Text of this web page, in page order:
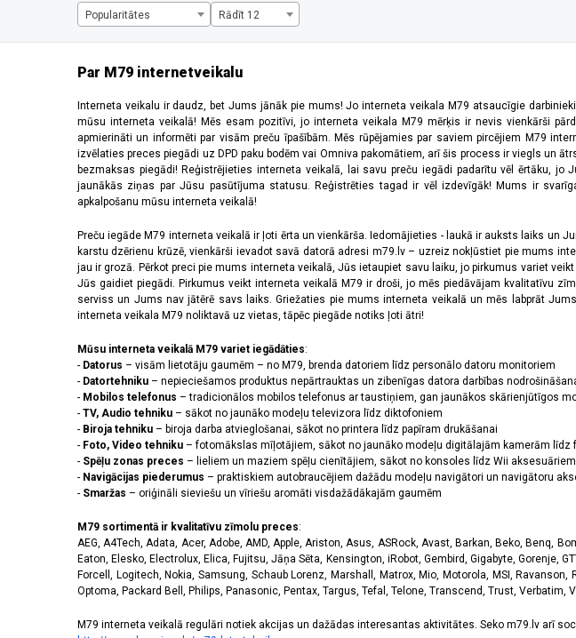
220 x 176 pikseļi
2340 x 1080 pikseļi (28)
2392 x 1080 pikseļi (2)
240 x 320 pikseļi
(6)
2408 x 1080 pikseļi (5)
2412 x 1080 pikseļi
(6)
2440 x 2240 pikseļi (2)
2448 x 1080 pikseļi
(1)
2510 x 1156 pikseļi (1)
2520 x 1080 pikseļi (4)
2556 x 1179 pikseļi (14)
2608 x 1200 pikseļi
(2)
2622 x 1206 pikseļi (3)
2640 x 1080 pikseļi (3)
2670 x 1200 pikseļi (4)
2772 x 1280 pikseļi (1)
2778 x 1284 pikseļi (5)
2780 x 1264 pikseļi (1)
2796 x 1290 pikseļi (9)
2800 x 1272 pikseļi
(1)
2800 x 1280 pikseļi
(2)
2844 x 1260 pikseļi (1)
2868 x 1320 pikseļi (3)
320 x 240 pikseļi
3200 x 1140 pikseļi (1)
3200 x 1440 pikseļi (1)
720 x 1600 pikseļi (2)
Skārienjūtīgais
Popularitātes Rādīt 12
Par M79 internetveikalu
Interneta veikalu ir daudz, bet Jums jānāk pie mums! Jo interneta veikala M79 atsaucīgie
mūsu interneta veikalā! Mēs esam pozitīvi, jo interneta veikala M79 mērķis ir nevis vienkārši
apmierināti un informēti par visām preču īpašībām. Mēs rūpējamies par saviem pircējiem M79
izvēlaties preces piegādi uz DPD paku bodēm vai Omniva pakomātiem, arī šis process ir viegls un
bezmaksas piegādi! Reģistrējieties interneta veikalā, lai savu preču iegādi padarītu vēl ērtāku,
jaunākās ziņas par Jūsu pasūtījuma statusu. Reģistrēties tagad ir vēl izdevīgāk! Mums ir
apkalpošanu mūsu interneta veikalā!
Preču iegāde M79 interneta veikalā ir ļoti ērta un vienkārša. Iedomājieties - laukā ir auksts laiks un
karstu dzērienu krūzē, vienkārši ievadot savā datorā adresi m79.lv – uzreiz nokļūstiet pie mums
jau ir grozā. Pērkot preci pie mums interneta veikalā, Jūs ietaupiet savu laiku, jo pirkumus variet
Jūs gaidiet piegādi. Pirkumus veikt interneta veikalā M79 ir droši, jo mēs piedāvājam kvalitatīvu
serviss un Jums nav jātērē savs laiks. Griežaties pie mums interneta veikalā un mēs labprāt
interneta veikala M79 noliktavā uz vietas, tāpēc piegāde notiks ļoti ātri!
Mūsu interneta veikalā M79 variet iegādāties:
- Datorus – visām lietotāju gaumēm – no M79, brenda datoriem līdz personālo datoru monitoriem
- Datortehniku – nepieciešamos produktus nepārtrauktas un zibenīgas datora darbības
- Mobilos telefonus – tradicionālos mobilos telefonus ar taustiņiem, gan jaunākos skārienjūtīgos
- TV, Audio tehniku – sākot no jaunāko modeļu televizora līdz diktofoniem
- Biroja tehniku – biroja darba atvieglošanai, sākot no printera līdz papīram drukāšanai
- Foto, Video tehniku – fotomākslas mīļotājiem, sākot no jaunāko modeļu digitālajām kamerām līdz
- Spēļu zonas preces – lieliem un maziem spēļu cienītājiem, sākot no konsoles līdz Wii aksesuāriem
- Navigācijas piederumus – praktiskiem autobraucējiem dažādu modeļu navigātori un navigātoru
- Smaržas – oriģināli sieviešu un vīriešu aromāti visdažādākajām gaumēm
M79 sortimentā ir kvalitatīvu zīmolu preces:
AEG, A4Tech, Adata, Acer, Adobe, AMD, Apple, Ariston, Asus, ASRock, Avast, Barkan, Beko, Benq,
Eaton, Elesko, Electrolux, Elica, Fujitsu, Jāņa Sēta, Kensington, iRobot, Gembird, Gigabyte, Gorenje,
Forcell, Logitech, Nokia, Samsung, Schaub Lorenz, Marshall, Matrox, Mio, Motorola, MSI,
Optoma, Packard Bell, Philips, Panasonic, Pentax, Targus, Tefal, Telone, Transcend, Trust,
M79 interneta veikalā regulāri notiek akcijas un dažādas interesantas aktivitātes. Seko m79.lv arī